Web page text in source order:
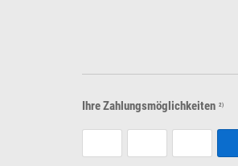
Ihre Zahlungsmöglichkeiten 2)